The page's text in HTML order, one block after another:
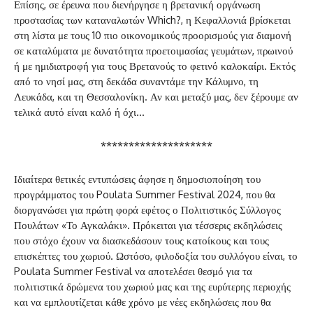
Επίσης, σε έρευνα που διενήργησε η βρετανική οργάνωση
προστασίας των καταναλωτών Which?, η Κεφαλλονιά βρίσκεται
στη λίστα με τους 10 πιο οικονομικούς προορισμούς για διαμονή
σε καταλύματα με δυνατότητα προετοιμασίας γευμάτων, πρωινού
ή με ημιδιατροφή για τους Βρετανούς το φετινό καλοκαίρι. Εκτός
από το νησί μας, στη δεκάδα συναντάμε την Κάλυμνο, τη
Λευκάδα, και τη Θεσσαλονίκη. Αν και μεταξύ μας, δεν ξέρουμε αν
τελικά αυτό είναι καλό ή όχι…
********************
Ιδιαίτερα θετικές εντυπώσεις άφησε η δημοσιοποίηση του
προγράμματος του Poulata Summer Festival 2024, που θα
διοργανώσει για πρώτη φορά εφέτος ο Πολιτιστικός Σύλλογος
Πουλάτων «Το Αγκαλάκι». Πρόκειται για τέσσερις εκδηλώσεις
που στόχο έχουν να διασκεδάσουν τους κατοίκους και τους
επισκέπτες του χωριού. Ωστόσο, φιλοδοξία του συλλόγου είναι, το
Poulata Summer Festival να αποτελέσει θεσμό για τα
πολιτιστικά δρώμενα του χωριού μας και της ευρύτερης περιοχής
και να εμπλουτίζεται κάθε χρόνο με νέες εκδηλώσεις που θα